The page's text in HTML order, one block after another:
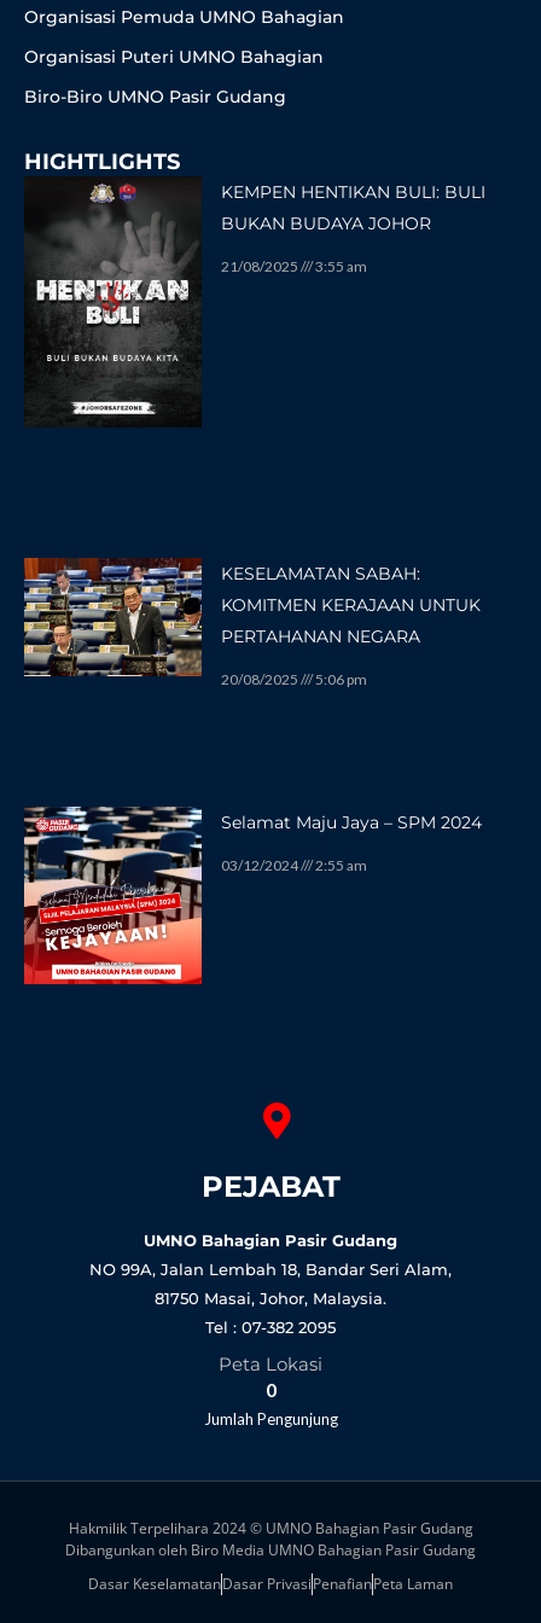
Organisasi Pemuda UMNO Bahagian
Organisasi Puteri UMNO Bahagian
Biro-Biro UMNO Pasir Gudang
HIGHTLIGHTS
KEMPEN HENTIKAN BULI: BULI
BUKAN BUDAYA JOHOR
21/08/2025 3:55 am
KESELAMATAN SABAH:
KOMITMEN KERAJAAN UNTUK
PERTAHANAN NEGARA
20/08/2025 5:06 pm
Selamat Maju Jaya – SPM 2024
03/12/2024 2:55 am
PEJABAT
UMNO Bahagian Pasir Gudang
NO 99A, Jalan Lembah 18, Bandar Seri Alam,
81750 Masai, Johor, Malaysia.
Tel : 07-382 2095
Peta Lokasi
Jumlah Pengunjung
0
Hakmilik Terpelihara 2024 © UMNO Bahagian Pasir Gudang
Dibangunkan oleh Biro Media UMNO Bahagian Pasir Gudang
Dasar KeselamatanDasar PrivasiPenafianPeta Laman